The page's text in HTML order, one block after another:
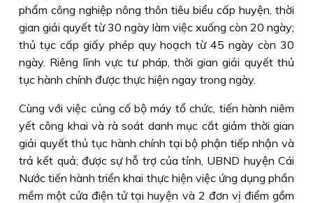
phẩm công nghiệp nông thôn tiêu biểu cấp huyện, thời
gian giải quyết từ 30 ngày làm việc xuống còn 20 ngày;
thủ tục cấp giấy phép quy hoạch từ 45 ngày còn 30
ngày. Riêng lĩnh vực tư pháp, thời gian giải quyết thủ
tục hành chính được thực hiện ngay trong ngày.
Cùng với việc củng cố bộ máy tổ chức, tiến hành niêm
yết công khai và rà soát danh mục cắt giảm thời gian
giải quyết thủ tục hành chính tại bộ phận tiếp nhận và
trả kết quả; được sự hỗ trợ của tỉnh, UBND huyện Cái
Nước tiến hành triển khai thực hiện việc ứng dụng phần
mềm một cửa điện tử tại huyện và 2 đơn vị điểm gồm